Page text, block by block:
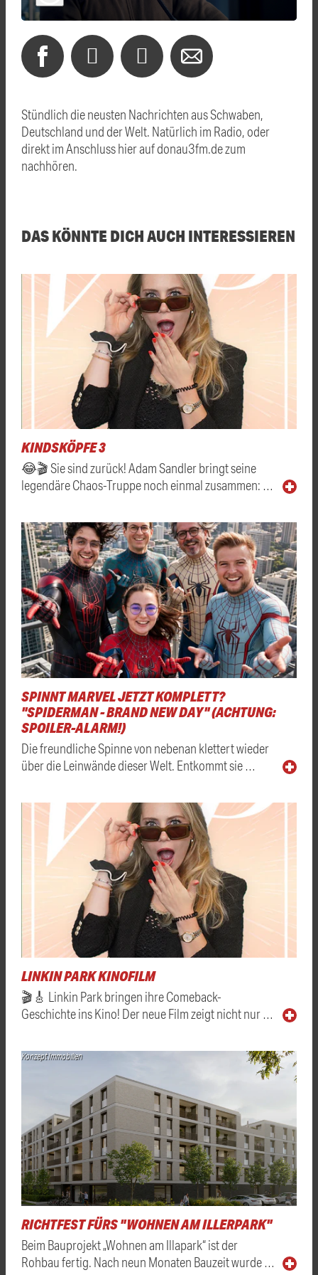
Stündlich die neusten Nachrichten aus Schwaben,
Deutschland und der Welt. Natürlich im Radio, oder
direkt im Anschluss hier auf donau3fm.de zum
nachhören.
DAS KÖNNTE DICH AUCH INTERESSIEREN
KINDSKÖPFE 3
😂🎬 Sie sind zurück! Adam Sandler bringt seine
legendäre Chaos-Truppe noch einmal zusammen: …
SPINNT MARVEL JETZT KOMPLETT?
"SPIDERMAN - BRAND NEW DAY" (ACHTUNG:
SPOILER-ALARM!)
Die freundliche Spinne von nebenan klettert wieder
über die Leinwände dieser Welt. Entkommt sie …
LINKIN PARK KINOFILM
🎬🎸 Linkin Park bringen ihre Comeback-
Geschichte ins Kino! Der neue Film zeigt nicht nur …
Konzept Immobilien
RICHTFEST FÜRS "WOHNEN AM ILLERPARK"
Beim Bauprojekt „Wohnen am Illapark“ ist der
Rohbau fertig. Nach neun Monaten Bauzeit wurde …